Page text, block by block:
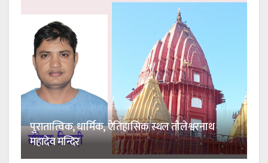
पुरातात्विक, धार्मिक, ऐतिहासिक स्थल तौलेश्वरनाथ
महादेव मन्दिर